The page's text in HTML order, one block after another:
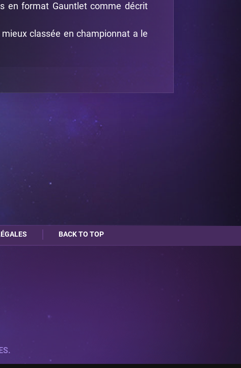
en format Gauntlet comme décrit
classée en championnat a le
BACK TO TOP